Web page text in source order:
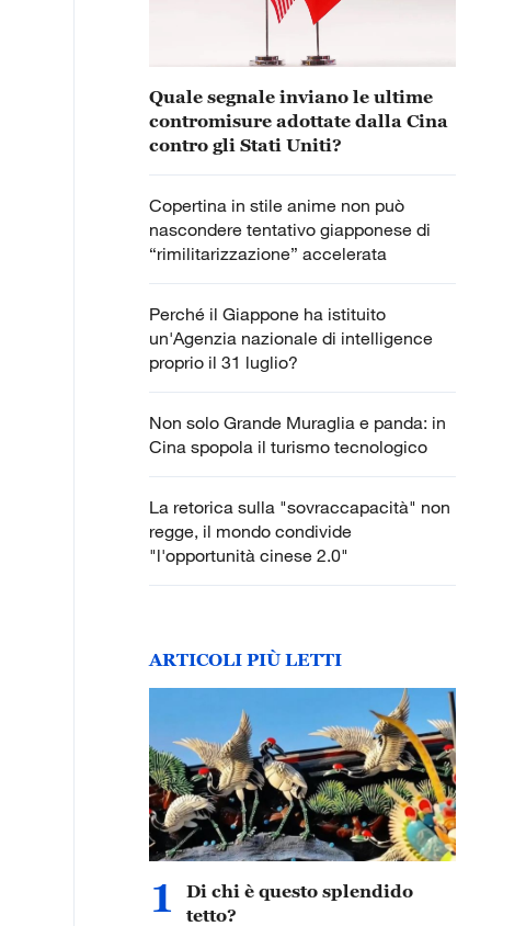
Quale segnale inviano le ultime
contromisure adottate dalla Cina
contro gli Stati Uniti?
Copertina in stile anime non può
nascondere tentativo giapponese di
“rimilitarizzazione” accelerata
Perché il Giappone ha istituito
un'Agenzia nazionale di intelligence
proprio il 31 luglio?
Non solo Grande Muraglia e panda: in
Cina spopola il turismo tecnologico
La retorica sulla "sovraccapacità" non
regge, il mondo condivide
"l'opportunità cinese 2.0"
ARTICOLI PIÙ LETTI
1
Di chi è questo splendido
tetto?